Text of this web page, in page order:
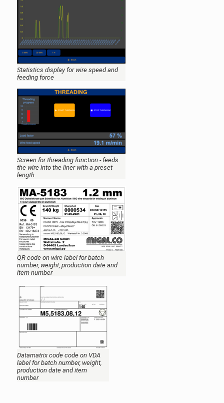
Statistics display for wire speed and
feeding force
Screen for threading function - feeds
the wire into the liner with a preset
length
QR code on wire label for batch
number, weight, production date and
item number
Datamatrix code code on VDA
label for batch number, weight,
production date and item
number